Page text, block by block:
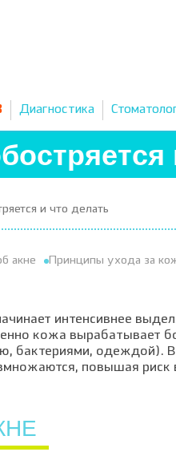
Диагностика
и что делать
акне Принципы ухода за
интенсивнее
кожа вырабатывает
бактериями, одеждой).
повышая риск